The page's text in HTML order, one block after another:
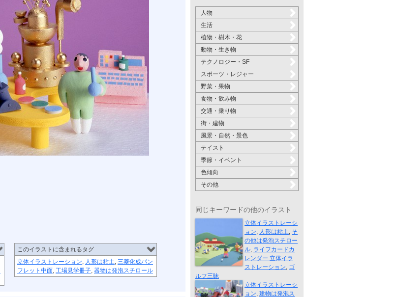
このイラストに含まれるタグ
立体イラストレーション, 人形は粘土, 三菱化成パン
フレット中面, 工場見学冊子, 器物は発泡スチロール
人物
生活
植物・樹木・花
動物・生き物
テクノロジー・SF
スポーツ・レジャー
野菜・果物
食物・飲み物
交通・乗り物
街・建物
風景・自然・景色
テイスト
季節・イベント
色傾向
その他
同じキーワードの他のイラスト
ゴルフ三昧
立体イラストレーシ
ョン, 人形は粘土, そ
の他は発泡スチロー
ル, ライフカードカ
レンダー 立体イラ
ストレーション, ゴ
ルフ三昧
街の俯瞰図
立体イラストレーシ
ョン, 建物は発泡ス